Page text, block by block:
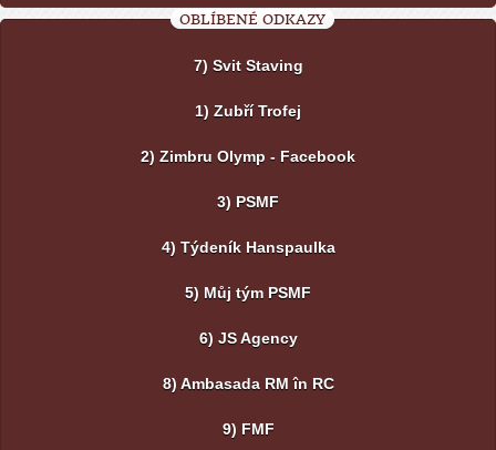
OBLÍBENÉ ODKAZY
7) Svit Staving
1) Zubří Trofej
2) Zimbru Olymp - Facebook
3) PSMF
4) Týdeník Hanspaulka
5) Můj tým PSMF
6) JS Agency
8) Ambasada RM în RC
9) FMF